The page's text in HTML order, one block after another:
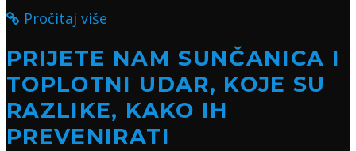
Pročitaj više
PRIJETE NAM SUNČANICA I
TOPLOTNI UDAR, KOJE SU
RAZLIKE, KAKO IH
PREVENIRATI